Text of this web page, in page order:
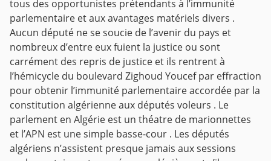
tous des opportunistes prétendants à l’immunité
parlementaire et aux avantages matériels divers .
Aucun député ne se soucie de l’avenir du pays et
nombreux d’entre eux fuient la justice ou sont
carrément des repris de justice et ils rentrent à
l’hémicycle du boulevard Zighoud Youcef par effraction
pour obtenir l’immunité parlementaire accordée par la
constitution algérienne aux députés voleurs . Le
parlement en Algérie est un théatre de marionnettes
et l’APN est une simple basse-cour . Les députés
algériens n’assistent presque jamais aux sessions